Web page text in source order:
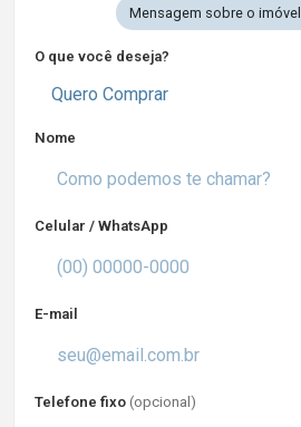
Mensagem sobre o imóvel
O que você deseja?
Quero Comprar
Nome
Celular / WhatsApp
E-mail
Telefone fixo (opcional)